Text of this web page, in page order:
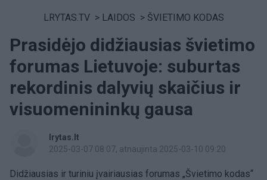
LRYTAS.TV > LAIDOS > ŠVIETIMO KODAS
Prasidėjo didžiausias švietimo
forumas Lietuvoje: suburtas
rekordinis dalyvių skaičius ir
visuomenininkų gausa
lrytas.lt
2025-03-07 08:07, atnaujinta 2025-03-10 09:20
Didžiausias ir turiniu įvairiausias forumas „Švietimo kodas“